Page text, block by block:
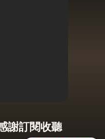
謝訂閱收聽